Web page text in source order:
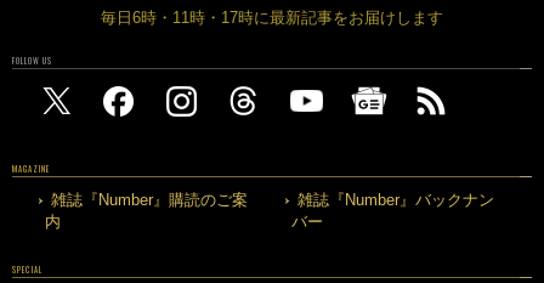
毎日6時・11時・17時に最新記事をお届けします
FOLLOW US
MAGAZINE
雑誌『Number』購読のご案
内
雑誌『Number』バックナン
バー
SPECIAL